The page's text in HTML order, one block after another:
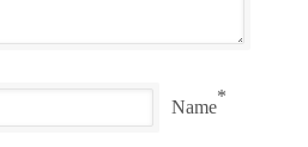
Name
*